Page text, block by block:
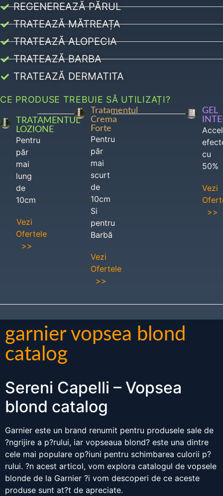
REGENEREAZĂ PĂRUL
TRATEAZĂ MĂTREAȚA
TRATEAZĂ ALOPECIA
TRATEAZĂ BARBA
TRATEAZĂ DERMATITA
CE PRODUSE TREBUIE SĂ UTILIZAȚI?
TRATAMENTUL
LOZIONE
Pentru
păr
mai
lung
de
10cm
Vezi
Ofertele
>>
Tratamentul
Crema
Forte
Pentru
păr
mai
scurt
de
10cm
Si
pentru
Barbă
Vezi
Ofertele
>>
GEL
cu
50%
Vezi
>>
garnier vopsea blond
catalog
Sereni Capelli – Vopsea
blond catalog
Garnier este un brand renumit pentru produsele sale de
?ngrijire a p?rului, iar vopseaua blond? este una dintre
cele mai populare op?iuni pentru schimbarea culorii p?
rului. ?n acest articol, vom explora catalogul de vopsele
blonde de la Garnier ?i vom descoperi de ce aceste
produse sunt at?t de apreciate.